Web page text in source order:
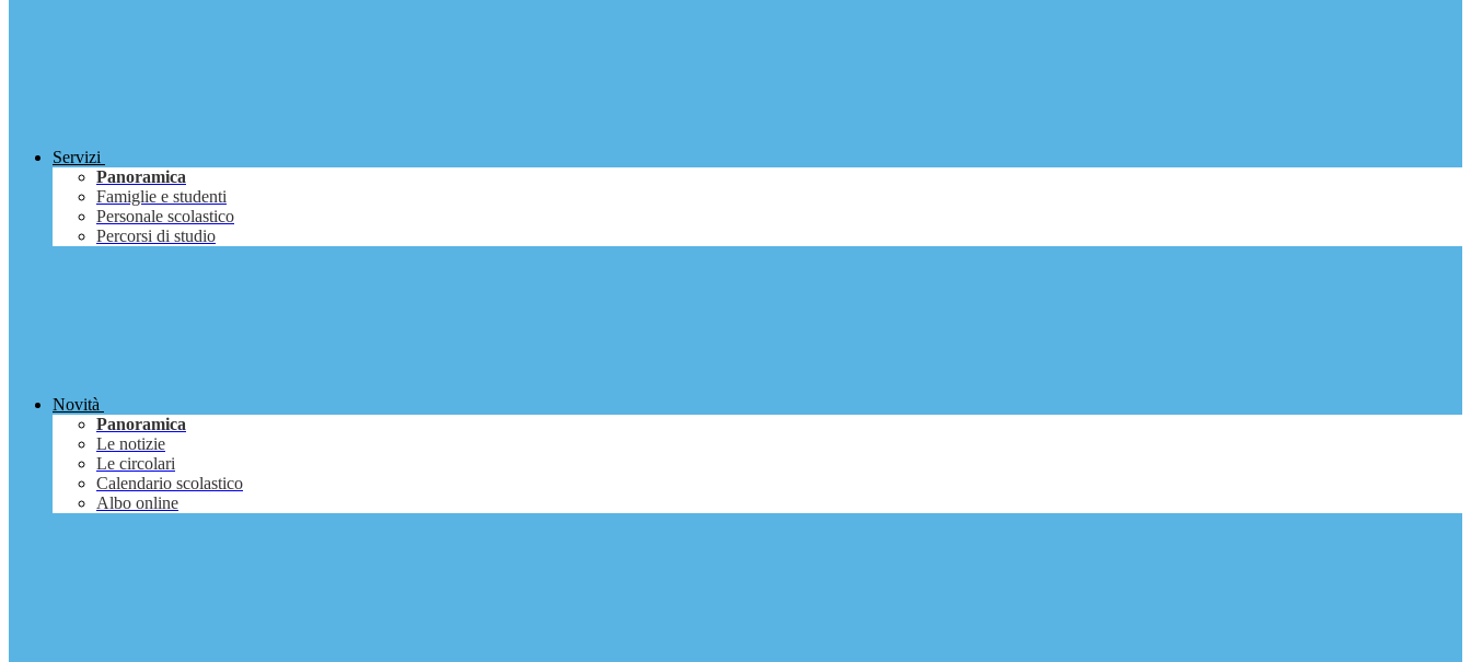
Servizi
Panoramica
Famiglie e studenti
Personale scolastico
Percorsi di studio
Novità
Panoramica
Le notizie
Le circolari
Calendario scolastico
Albo online